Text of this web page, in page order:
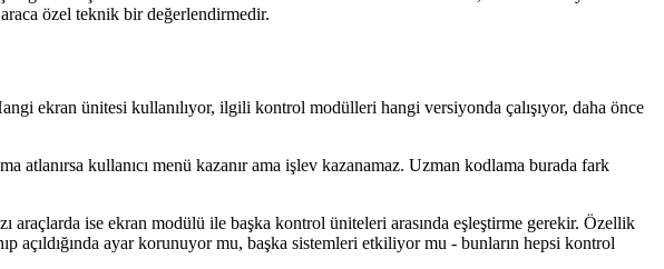
özel teknik bir değerlendirmedir.
ekran ünitesi kullanılıyor, ilgili kontrol modülleri hangi versiyonda çalışıyor, daha önce
atlanırsa kullanıcı menü kazanır ama işlev kazanamaz. Uzman kodlama burada fark
araçlarda ise ekran modülü ile başka kontrol üniteleri arasında eşleştirme gerekir. Özellik
açıldığında ayar korunuyor mu, başka sistemleri etkiliyor mu - bunların hepsi kontrol